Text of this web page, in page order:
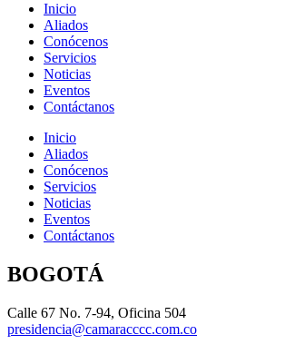
Inicio
Aliados
Conócenos
Servicios
Noticias
Eventos
Contáctanos
Inicio
Aliados
Conócenos
Servicios
Noticias
Eventos
Contáctanos
BOGOTÁ
Calle 67 No. 7-94, Oficina 504
presidencia@camaracccc.com.co